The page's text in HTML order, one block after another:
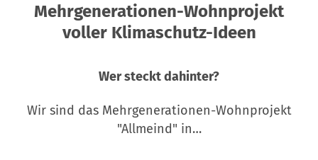
Mehrgenerationen-Wohnprojekt
voller Klimaschutz-Ideen
Wer steckt dahinter?
Wir sind das Mehrgenerationen-Wohnprojekt
"Allmeind" in…